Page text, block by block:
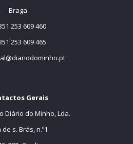
Braga
253 609 460
253 609 465
Gerais
Diário do Minho, Lda.
de s. Brás, n.º1